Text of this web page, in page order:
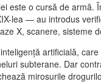
este o cursă de armă.
lea — au introdus
X, scanere, sisteme
artificială,
subterane. Dar
mirosurile